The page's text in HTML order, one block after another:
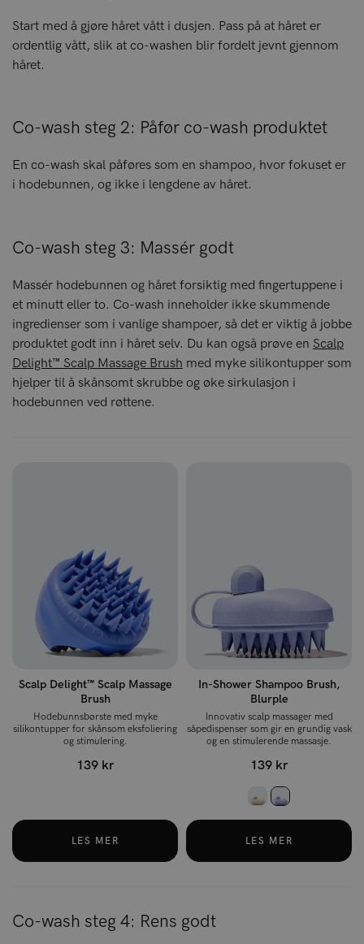
Start med å gjøre håret vått i dusjen. Pass på at håret er
ordentlig vått, slik at co-washen blir fordelt jevnt gjennom
håret.
Co-wash steg 2: Påfør co-wash produktet
En co-wash skal påføres som en shampoo, hvor fokuset er
i hodebunnen, og ikke i lengdene av håret.
Co-wash steg 3: Massér godt
Massér hodebunnen og håret forsiktig med fingertuppene i
et minutt eller to. Co-wash inneholder ikke skummende
ingredienser som i vanlige shampoer, så det er viktig å jobbe
produktet godt inn i håret selv. Du kan også prøve en Scalp
Delight™ Scalp Massage Brush med myke silikontupper som
hjelper til å skånsomt skrubbe og øke sirkulasjon i
hodebunnen ved røttene.
Scalp Delight™ Scalp Massage
Brush
Hodebunnsbørste med myke
silikontupper for skånsom eksfoliering
og stimulering.
139 kr
LES MER
In-Shower Shampoo Brush,
Blurple
Innovativ scalp massager med
såpedispenser som gir en grundig vask
og en stimulerende massasje.
139 kr
LES MER
Co-wash steg 4: Rens godt